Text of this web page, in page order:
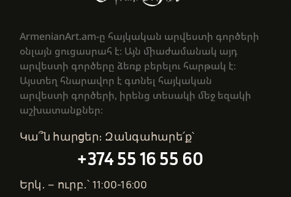
ArmenianArt.am-ը հայկական արվեստի գործերի
օնլայն ցուցասրահ է։ Այն միաժամանակ այդ
արվեստի գործերը ձեռք բերելու հարթակ է։
Այստեղ հնարավոր է գտնել հայկական
արվեստի գործերի, իրենց տեսակի մեջ եզակի
աշխատանքներ։
Կա՞ն հարցեր։ Զանգահարե՛ք՝
+374 55 16 55 60
Երկ․ – ուրբ․՝ 11:00-16:00